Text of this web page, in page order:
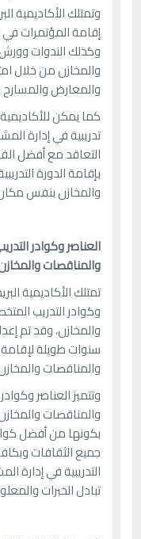
وتمتلك الأكاديمية
إقامة المؤتمرات في
وكذلك الندوات
والمخازن من خلال
والمعارض
كما يمكن للأكاديمية
تدريبية في إدارة
التعاقد مع أفضل
بإقامة الدورة
والمخازن بنفس
العناصر وكوادر
والمناقصات والمخازن
تمتلك الأكاديمية
وكوادر التدريب
والمخازن، وقد تم
سنوات طويلة لإقامة
والمناقصات
وتتميز العناصر
والمناقصات والمخازن
بكونها من أفضل
جميع الثقافات
التدريبية في إدارة
تبادل الخبرات